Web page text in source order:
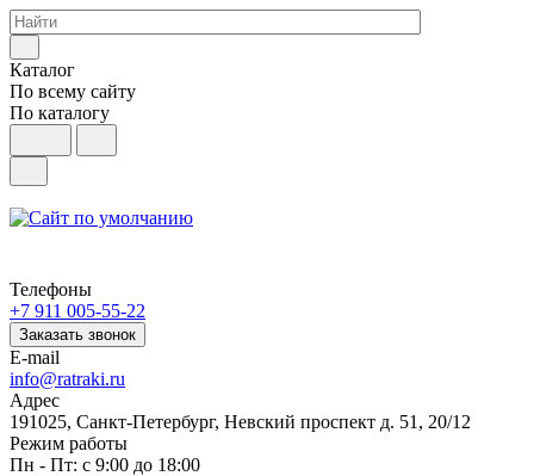
Каталог
По всему сайту
По каталогу
Телефоны
+7 911 005-55-22
Заказать звонок
E-mail
info@ratraki.ru
Адрес
191025, Санкт-Петербург, Невский проспект д. 51, 20/12
Режим работы
Пн - Пт: с 9:00 до 18:00